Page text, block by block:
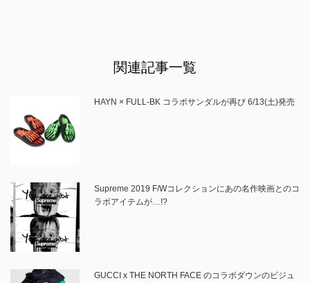
関連記事一覧
HAYN × FULL-BK コラボサンダルが再び 6/13(土)発売
Supreme 2019 F/Wコレクションにあの名作映画とのコ
ラボアイテムが…!?
GUCCI x THE NORTH FACE のコラボダウンのビジュ